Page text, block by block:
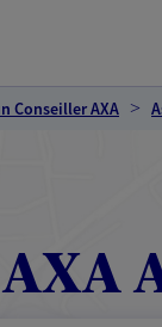
Conseiller AXA
AXA